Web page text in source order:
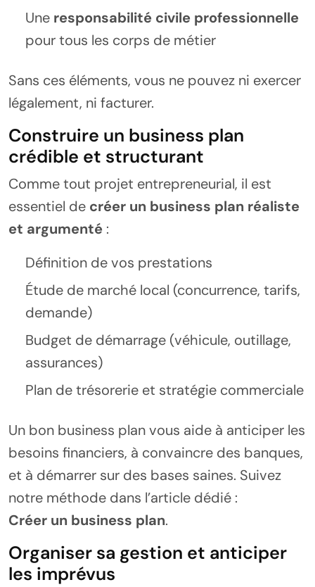
Une responsabilité civile professionnelle
pour tous les corps de métier
Sans ces éléments, vous ne pouvez ni exercer
légalement, ni facturer.
Construire un business plan
crédible et structurant
Comme tout projet entrepreneurial, il est
essentiel de créer un business plan réaliste
et argumenté :
Définition de vos prestations
Étude de marché local (concurrence, tarifs,
demande)
Budget de démarrage (véhicule, outillage,
assurances)
Plan de trésorerie et stratégie commerciale
Un bon business plan vous aide à anticiper les
besoins financiers, à convaincre des banques,
et à démarrer sur des bases saines. Suivez
notre méthode dans l’article dédié :
Créer un business plan.
Organiser sa gestion et anticiper
les imprévus